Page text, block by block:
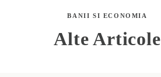
BANII SI ECONOMIA
Alte Articole